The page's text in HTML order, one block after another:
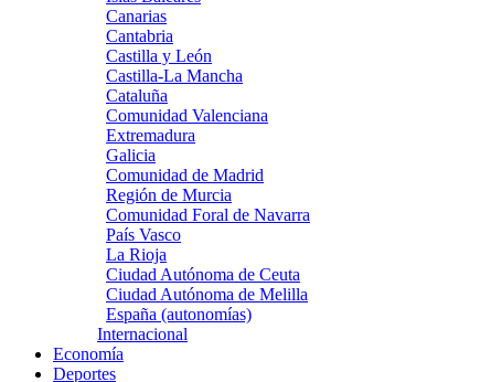
Canarias
Cantabria
Castilla y León
Castilla-La Mancha
Cataluña
Comunidad Valenciana
Extremadura
Galicia
Comunidad de Madrid
Región de Murcia
Comunidad Foral de Navarra
País Vasco
La Rioja
Ciudad Autónoma de Ceuta
Ciudad Autónoma de Melilla
España (autonomías)
Internacional
Economía
Deportes